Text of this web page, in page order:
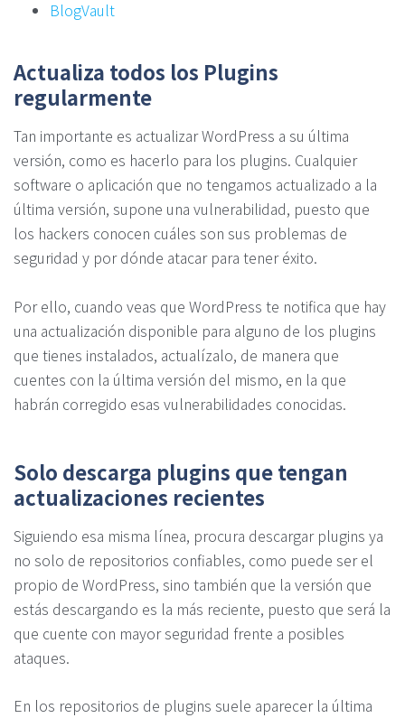
BlogVault
Actualiza todos los Plugins
regularmente
Tan importante es actualizar WordPress a su última
versión, como es hacerlo para los plugins. Cualquier
software o aplicación que no tengamos actualizado a la
última versión, supone una vulnerabilidad, puesto que
los hackers conocen cuáles son sus problemas de
seguridad y por dónde atacar para tener éxito.
Por ello, cuando veas que WordPress te notifica que hay
una actualización disponible para alguno de los plugins
que tienes instalados, actualízalo, de manera que
cuentes con la última versión del mismo, en la que
habrán corregido esas vulnerabilidades conocidas.
Solo descarga plugins que tengan
actualizaciones recientes
Siguiendo esa misma línea, procura descargar plugins ya
no solo de repositorios confiables, como puede ser el
propio de WordPress, sino también que la versión que
estás descargando es la más reciente, puesto que será la
que cuente con mayor seguridad frente a posibles
ataques.
En los repositorios de plugins suele aparecer la última